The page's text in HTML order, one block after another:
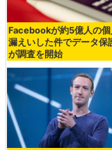
Facebookが約5億人の
漏えいした件でデータ保
が調査を開始